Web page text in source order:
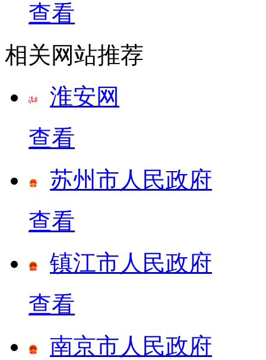
查看
相关网站推荐
淮安网
查看
苏州市人民政府
查看
镇江市人民政府
查看
南京市人民政府